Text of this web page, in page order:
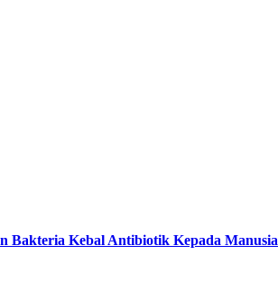
Bakteria Kebal Antibiotik Kepada Manusia